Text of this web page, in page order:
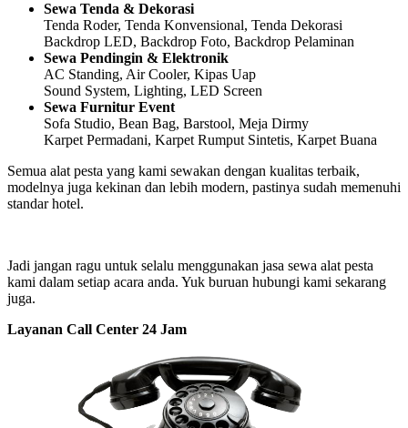
Sewa Tenda & Dekorasi
Tenda Roder, Tenda Konvensional, Tenda Dekorasi
Backdrop LED, Backdrop Foto, Backdrop Pelaminan
Sewa Pendingin & Elektronik
AC Standing, Air Cooler, Kipas Uap
Sound System, Lighting, LED Screen
Sewa Furnitur Event
Sofa Studio, Bean Bag, Barstool, Meja Dirmy
Karpet Permadani, Karpet Rumput Sintetis, Karpet Buana
Semua alat pesta yang kami sewakan dengan kualitas terbaik,
modelnya juga kekinan dan lebih modern, pastinya sudah memenuhi
standar hotel.
Jadi jangan ragu untuk selalu menggunakan jasa sewa alat pesta
kami dalam setiap acara anda. Yuk buruan hubungi kami sekarang
juga.
Layanan Call Center 24 Jam